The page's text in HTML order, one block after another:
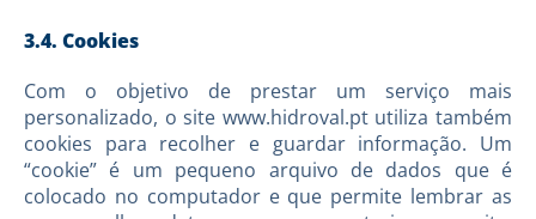
3.4. Cookies
Com o objetivo de prestar um serviço mais
personalizado, o site www.hidroval.pt utiliza também
cookies para recolher e guardar informação. Um
“cookie” é um pequeno arquivo de dados que é
colocado no computador e que permite lembrar as